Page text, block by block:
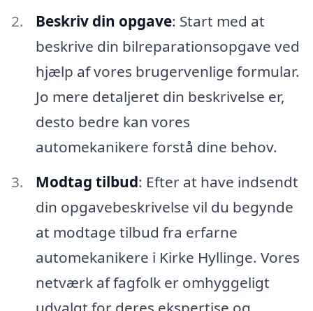
Beskriv din opgave: Start med at
beskrive din bilreparationsopgave ved
hjælp af vores brugervenlige formular.
Jo mere detaljeret din beskrivelse er,
desto bedre kan vores
automekanikere forstå dine behov.
Modtag tilbud: Efter at have indsendt
din opgavebeskrivelse vil du begynde
at modtage tilbud fra erfarne
automekanikere i Kirke Hyllinge. Vores
netværk af fagfolk er omhyggeligt